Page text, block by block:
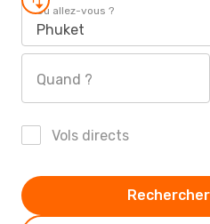
Où allez-vous ?
Phuket
Quand ?
Vols directs